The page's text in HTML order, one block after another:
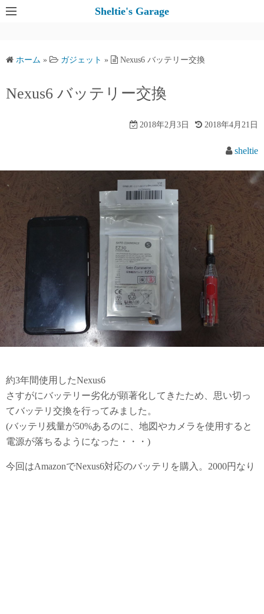
コ
ス
Sheltie's Garage
ホーム » ガジェット » Nexus6 バッテリー交換
Nexus6 バッテリー交換
2018年2月3日 2018年4月21日
sheltie
約3年間使用したNexus6
さすがにバッテリー劣化が顕著化してきたため、思い切っ
てバッテリ交換を行ってみました。
(バッテリ残量が50%あるのに、地図やカメラを使用すると
電源が落ちるようになった・・・)
今回はAmazonでNexus6対応のバッテリを購入。2000円なり